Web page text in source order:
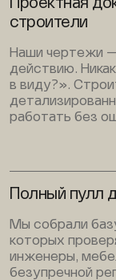
Проектная
строители
Наши чертежи
действию.
в виду?».
работать без
Полный пулл
Мы собрали
которых
инженеры,
безупречной